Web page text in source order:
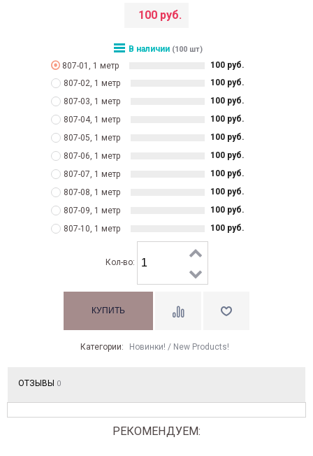
100 руб.
В наличии (100 шт)
807-01, 1 метр
100 руб.
807-02, 1 метр
100 руб.
807-03, 1 метр
100 руб.
807-04, 1 метр
100 руб.
807-05, 1 метр
100 руб.
807-06, 1 метр
100 руб.
807-07, 1 метр
100 руб.
807-08, 1 метр
100 руб.
807-09, 1 метр
100 руб.
807-10, 1 метр
100 руб.
Кол-во:
Категории: Новинки! / New Products!
ОТЗЫВЫ 0
РЕКОМЕНДУЕМ: